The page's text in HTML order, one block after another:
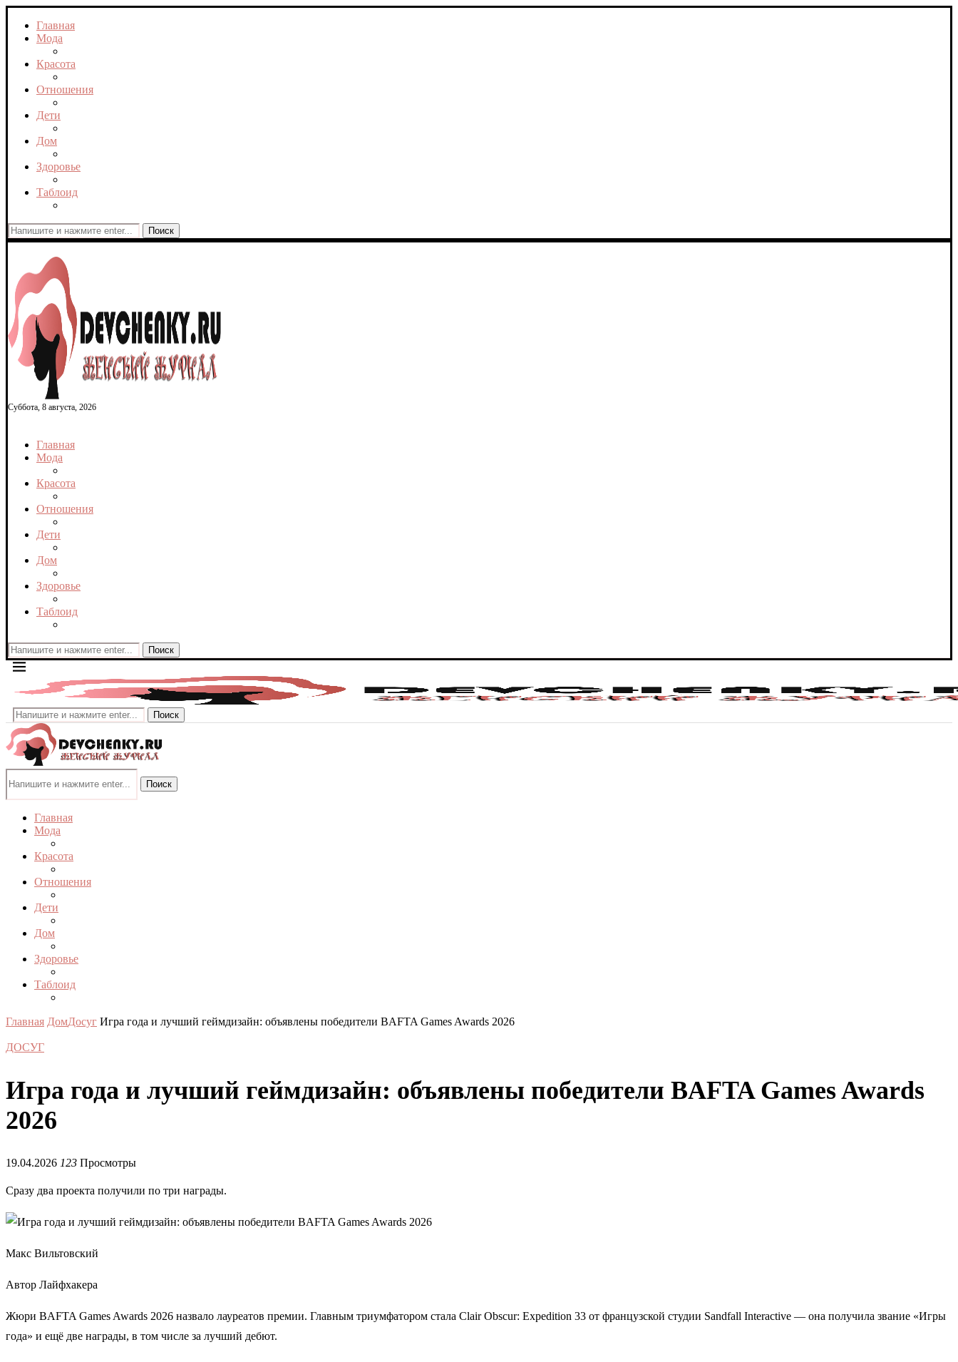
Главная
Мода
Красота
Отношения
Дети
Дом
Здоровье
Таблоид
Поиск
Суббота, 8 августа, 2026
Главная
Мода
Красота
Отношения
Дети
Дом
Здоровье
Таблоид
Поиск
Поиск
Поиск
Главная
Мода
Красота
Отношения
Дети
Дом
Здоровье
Таблоид
Главная ДомДосуг Игра года и лучший геймдизайн: объявлены победители BAFTA Games Awards 2026
ДОСУГ
Игра года и лучший геймдизайн: объявлены победители BAFTA Games Awards
2026
19.04.2026 123 Просмотры
Сразу два проекта получили по три награды.
Макс Вильтовский
Автор Лайфхакера
Жюри BAFTA Games Awards 2026 назвало лауреатов премии. Главным триумфатором стала Clair Obscur: Expedition 33 от французской студии Sandfall Interactive — она получила звание «Игры
года» и ещё две награды, в том числе за лучший дебют.